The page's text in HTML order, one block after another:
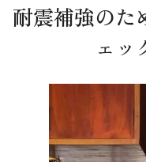
耐震補強のた
ェッ